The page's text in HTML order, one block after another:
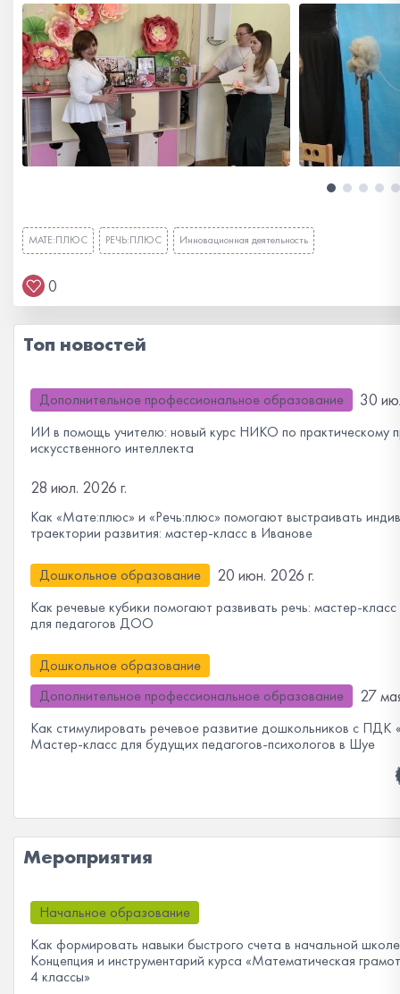
МАТЕ:ПЛЮС РЕЧЬ:ПЛЮС Инновационная деятельность
0
Топ новостей
Дополнительное профессиональное образование 30
ИИ в помощь учителю: новый курс НИКО по практическому
искусственного интеллекта
28 июл. 2026 г.
Как «Мате:плюс» и «Речь:плюс» помогают выстраивать
траектории развития: мастер-класс в Иванове
Дошкольное образование 20 июн. 2026 г.
Как речевые кубики помогают развивать речь: мастер-
для педагогов ДОО
Дошкольное образование
Дополнительное профессиональное образование
27
Как стимулировать речевое развитие дошкольников с ПДК
Мастер-класс для будущих педагогов-психологов в Шуе
Мероприятия
Начальное образование
Как формировать навыки быстрого счета в начальной
Концепция и инструментарий курса «Математическая
4 классы»